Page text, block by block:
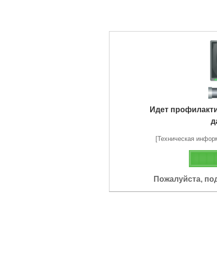
Идет
[Техническая
Пожалуйста,